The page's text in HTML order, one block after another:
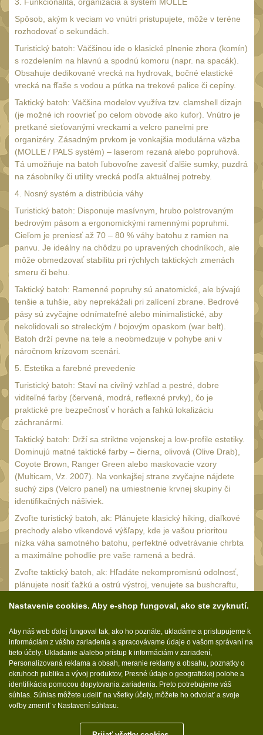
Držiaky a
príslušenstvo27
Náhradné diely 7
OBLEČENIE
Nosiče plátů a vesty
Prilby4
Opasky
Chrániče10
Nášivky104
Ponča a pláštěnky11
Čepice, kukly, šátky 50
Šiltovky
Chrániče sluchu 7
DOPLŇKY(398)
Ramenní popruhy a
vycpávky
Karabiny a přezky75
Kroužky, šňůrky,
koncovky 25
Nášivky 104
Samonavíjecí držáky 1
Zámky1
Nepromokavý potahy a
vaky 18
Adaptéry33
Taktická pera5
Láhve
Lékárničky17
Na přežití26
Ostatní
NOŽE A MULTITOOLY (165)
s čepeľou do 7 cm15
Spôsob, akým k veciam vo vnútri pristupujete, môže v teréne
rozhodovať o sekundách.
Turistický batoh: Väčšinou ide o klasické plnenie zhora (komín)
s rozdelením na hlavnú a spodnú komoru (napr. na spacák).
Obsahuje dedikované vrecká na hydrovak, bočné elastické
vrecká na fľaše s vodou a pútka na trekové palice či cepíny.
Taktický batoh: Väčšina modelov využíva tzv. clamshell dizajn
(je možné ich roovrieť po celom obvode ako kufor). Vnútro je
pretkané sieťovanými vreckami a velcro panelmi pre
organizéry. Zásadným prvkom je vonkajšia modulárna väzba
(MOLLE / PALS systém) – laserom rezaná alebo popruhová.
Tá umožňuje na batoh ľubovoľne zavesiť ďalšie sumky, puzdrá
na zásobníky či utility vrecká podľa aktuálnej potreby.
4. Nosný systém a distribúcia váhy
Turistický batoh: Disponuje masívnym, hrubo polstrovaným
bedrovým pásom a ergonomickými ramennými popruhmi.
Cieľom je preniesť až 70 – 80 % váhy batohu z ramien na
panvu. Je ideálny na chôdzu po upravených chodníkoch, ale
môže obmedzovať stabilitu pri rýchlych taktických zmenách
smeru či behu.
Taktický batoh: Ramenné popruhy sú anatomické, ale bývajú
tenšie a tuhšie, aby neprekážali pri zalícení zbrane. Bedrové
pásy sú zvyčajne odnímateľné alebo minimalistické, aby
nekolidovali so streleckým / bojovým opaskom (war belt).
Batoh drží pevne na tele a neobmedzuje v pohybe ani v
náročnom krízovom scenári.
5. Estetika a farebné prevedenie
Turistický batoh: Staví na civilný vzhľad a pestré, dobre
viditeľné farby (červená, modrá, reflexné prvky), čo je
praktické pre bezpečnosť v horách a ľahkú lokalizáciu
záchranármi.
Taktický batoh: Drží sa striktne vojenskej a low-profile estetiky.
Dominujú matné taktické farby – čierna, olivová (Olive Drab),
Coyote Brown, Ranger Green alebo maskovacie vzory
(Multicam, Vz. 2007). Na vonkajšej strane zvyčajne nájdete
suchý zips (Velcro panel) na umiestnenie krvnej skupiny či
identifikačných nášiviek.
Zvoľte turistický batoh, ak: Plánujete klasický hiking, diaľkové
prechody alebo víkendové výšľapy, kde je vašou prioritou
nízka váha samotného batohu, perfektné odvetrávanie chrbta
a maximálne pohodlie pre vaše ramená a bedrá.
Zvoľte taktický batoh, ak: Hľadáte nekompromisnú odolnosť,
plánujete nosiť ťažkú a ostrú výstroj, venujete sa bushcraftu,
modulárny batoh na denné nosenie (EDC), ktorý prežije
upraviť na mieru.
Sledujte nás:
Nastavenie cookies. Aby e-shop fungoval, ako ste zvyknutí.
Aby náš web ďalej fungoval tak, ako ho poznáte, ukladáme a pristupujeme k
informáciám z vášho zariadenia a spracovávame údaje o vašom správaní na
tieto účely: Ukladanie a/alebo prístup k informáciám v zariadení,
Personalizovaná reklama a obsah, meranie reklamy a obsahu, poznatky o
okruhoch publika a vývoj produktov, Presné údaje o geografickej polohe a
identifikácia pomocou dopytovania zariadenia. Preto potrebujeme váš
súhlas. Súhlas môžete udeliť na všetky účely, môžete ho odvolať a svoje
voľby zmeniť v Nastavení súhlasu.